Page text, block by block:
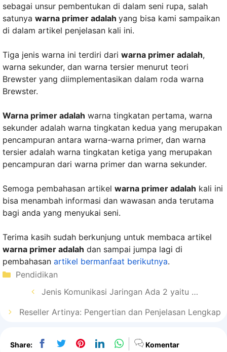
sebagai unsur pembentukan di dalam seni rupa, salah
satunya warna primer adalah yang bisa kami sampaikan
di dalam artikel penjelasan kali ini.
Tiga jenis warna ini terdiri dari warna primer adalah,
warna sekunder, dan warna tersier menurut teori
Brewster yang diimplementasikan dalam roda warna
Brewster.
Warna primer adalah warna tingkatan pertama, warna
sekunder adalah warna tingkatan kedua yang merupakan
pencampuran antara warna-warna primer, dan warna
tersier adalah warna tingkatan ketiga yang merupakan
pencampuran dari warna primer dan warna sekunder.
Semoga pembahasan artikel warna primer adalah kali ini
bisa menambah informasi dan wawasan anda terutama
bagi anda yang menyukai seni.
Terima kasih sudah berkunjung untuk membaca artikel
warna primer adalah dan sampai jumpa lagi di
pembahasan artikel bermanfaat berikutnya.
Kategori
Pendidikan
Jenis Komunikasi Jaringan Ada 2 yaitu …
Reseller Artinya: Pengertian dan Penjelasan Lengkap
Share: Komentar